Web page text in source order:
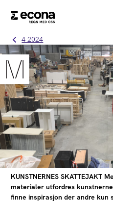
4 2024
KUNSTNERNES SKATTEJAKT
materialer utfordres
finne inspirasjon der andre kun